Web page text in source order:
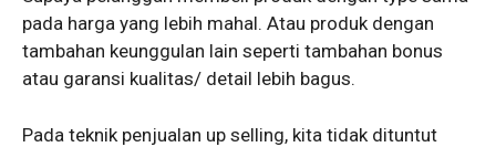
pada harga yang lebih mahal. Atau produk dengan
tambahan keunggulan lain seperti tambahan bonus
atau garansi kualitas/ detail lebih bagus.
Pada teknik penjualan up selling, kita tidak dituntut